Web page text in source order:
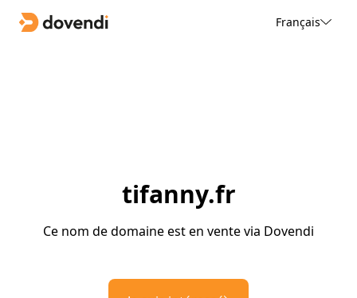
Français
tifanny.fr
Ce nom de domaine est en vente via Dovendi